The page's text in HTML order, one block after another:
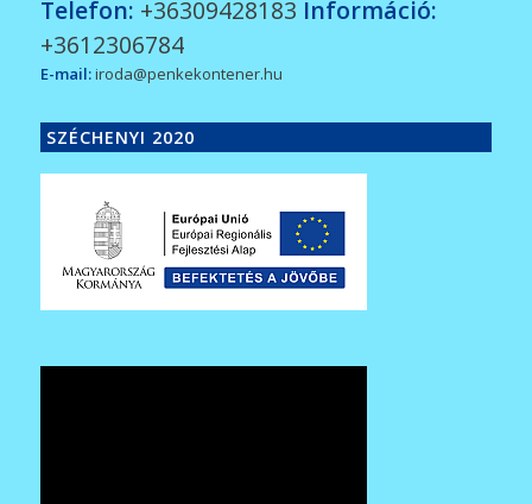
Telefon: +36309428183 Információ:
+3612306784
E-mail:iroda@penkekontener.hu
SZÉCHENYI 2020